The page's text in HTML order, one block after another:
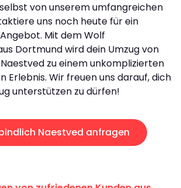
von unserem umfangreichen
uns noch heute für ein
Mit dem Wolf
Dortmund wird dein Umzug von
zu einem unkomplizierten
Erlebnis. Wir freuen uns darauf, dich
unterstützen zu dürfen!
Naestved anfragen